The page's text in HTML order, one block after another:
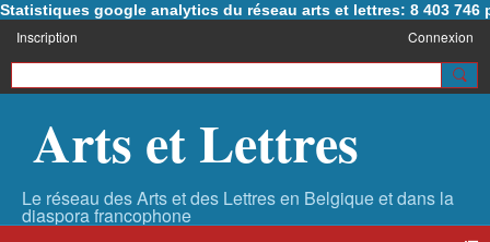
Statistiques google analytics du réseau arts et lettres: 8 403 746
Inscription Connexion
Arts et Lettres